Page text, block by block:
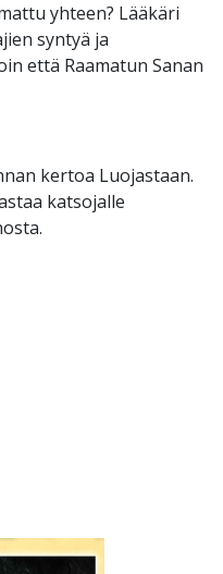
yhteen? Lääkäri
syntyä ja
että Raamatun Sanan
kertoa Luojastaan.
katsojalle